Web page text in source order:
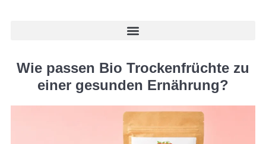
Wie passen Bio Trockenfrüchte zu
einer gesunden Ernährung?